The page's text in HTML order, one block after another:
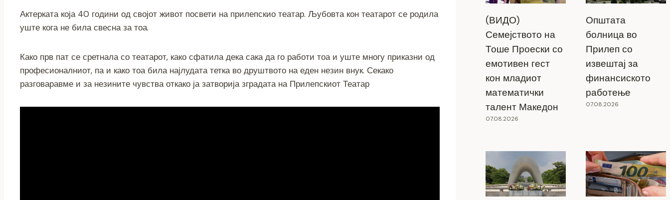
c
e
b
o
o
tt
er
ss
e
n
g
er
er e
gr
a
m
at
A
p
p
p
Li
n
k
ai ar
Актерката која 40 години од својот живот посвети на прилепскио театар. Љубовта кон театарот се родила
уште кога не била свесна за тоа.
Како прв пат се сретнала со театарот, како сфатила дека сака да го работи тоа и уште многу приказни од
професионалниот, па и како тоа била најлудата тетка во друштвото на еден незин внук. Секако
разговаравме и за незините чувства откако ја затворија зградата на Прилепскиот Театар
(ВИДО)
Семејството на
Тоше Проески со
емотивен гест
кон младиот
математички
талент Македон
07.08.2026
Општата
болница во
Прилеп со
извештај за
финансиското
работење
07.08.2026